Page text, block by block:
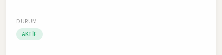
DURUM
AKTIF